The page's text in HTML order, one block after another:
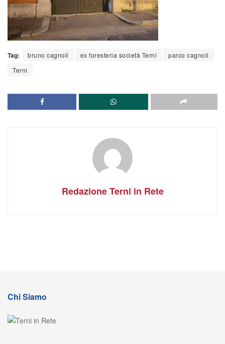
Tag: bruno cagnoli ex foresteria società Terni
parco cagnoli
Terni
Redazione Terni in Rete
Chi Siamo